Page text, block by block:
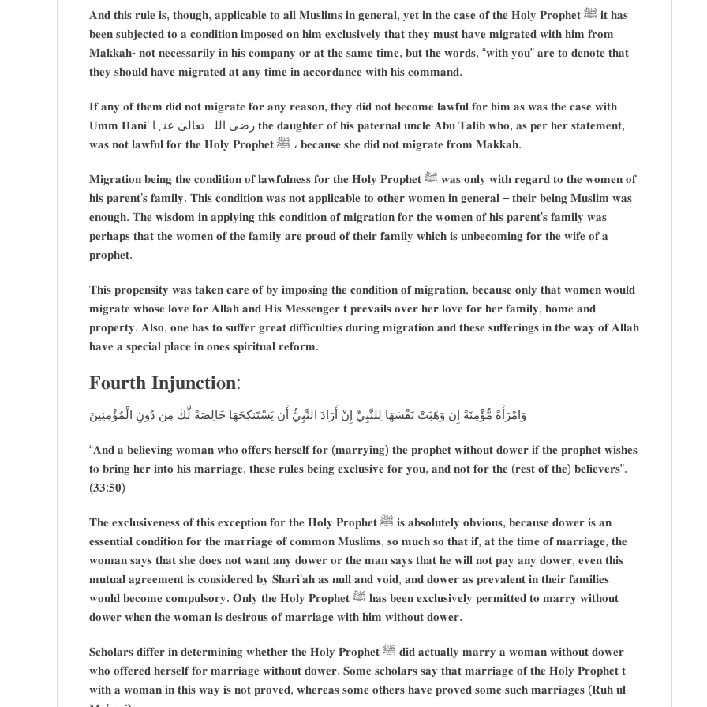
𝐀𝐧𝐝 𝐭𝐡𝐢𝐬 𝐫𝐮𝐥𝐞 𝐢𝐬, 𝐭𝐡𝐨𝐮𝐠𝐡, 𝐚𝐩𝐩𝐥𝐢𝐜𝐚𝐛𝐥𝐞 𝐭𝐨 𝐚𝐥𝐥 𝐌𝐮𝐬𝐥𝐢𝐦𝐬 𝐢𝐧 𝐠𝐞𝐧𝐞𝐫𝐚𝐥, 𝐲𝐞𝐭 𝐢𝐧 𝐭𝐡𝐞 𝐜𝐚𝐬𝐞 𝐨𝐟 𝐭𝐡𝐞 𝐇𝐨𝐥𝐲 𝐏𝐫𝐨𝐩𝐡𝐞𝐭 ﷺ 𝐢𝐭 𝐡𝐚𝐬
𝐛𝐞𝐞𝐧 𝐬𝐮𝐛𝐣𝐞𝐜𝐭𝐞𝐝 𝐭𝐨 𝐚 𝐜𝐨𝐧𝐝𝐢𝐭𝐢𝐨𝐧 𝐢𝐦𝐩𝐨𝐬𝐞𝐝 𝐨𝐧 𝐡𝐢𝐦 𝐞𝐱𝐜𝐥𝐮𝐬𝐢𝐯𝐞𝐥𝐲 𝐭𝐡𝐚𝐭 𝐭𝐡𝐞𝐲 𝐦𝐮𝐬𝐭 𝐡𝐚𝐯𝐞 𝐦𝐢𝐠𝐫𝐚𝐭𝐞𝐝 𝐰𝐢𝐭𝐡 𝐡𝐢𝐦 𝐟𝐫𝐨𝐦
𝐌𝐚𝐤𝐤𝐚𝐡- 𝐧𝐨𝐭 𝐧𝐞𝐜𝐞𝐬𝐬𝐚𝐫𝐢𝐥𝐲 𝐢𝐧 𝐡𝐢𝐬 𝐜𝐨𝐦𝐩𝐚𝐧𝐲 𝐨𝐫 𝐚𝐭 𝐭𝐡𝐞 𝐬𝐚𝐦𝐞 𝐭𝐢𝐦𝐞, 𝐛𝐮𝐭 𝐭𝐡𝐞 𝐰𝐨𝐫𝐝𝐬, “𝐰𝐢𝐭𝐡 𝐲𝐨𝐮” 𝐚𝐫𝐞 𝐭𝐨 𝐝𝐞𝐧𝐨𝐭𝐞 𝐭𝐡𝐚𝐭
𝐭𝐡𝐞𝐲 𝐬𝐡𝐨𝐮𝐥𝐝 𝐡𝐚𝐯𝐞 𝐦𝐢𝐠𝐫𝐚𝐭𝐞𝐝 𝐚𝐭 𝐚𝐧𝐲 𝐭𝐢𝐦𝐞 𝐢𝐧 𝐚𝐜𝐜𝐨𝐫𝐝𝐚𝐧𝐜𝐞 𝐰𝐢𝐭𝐡 𝐡𝐢𝐬 𝐜𝐨𝐦𝐦𝐚𝐧𝐝.
𝐈𝐟 𝐚𝐧𝐲 𝐨𝐟 𝐭𝐡𝐞𝐦 𝐝𝐢𝐝 𝐧𝐨𝐭 𝐦𝐢𝐠𝐫𝐚𝐭𝐞 𝐟𝐨𝐫 𝐚𝐧𝐲 𝐫𝐞𝐚𝐬𝐨𝐧, 𝐭𝐡𝐞𝐲 𝐝𝐢𝐝 𝐧𝐨𝐭 𝐛𝐞𝐜𝐨𝐦𝐞 𝐥𝐚𝐰𝐟𝐮𝐥 𝐟𝐨𝐫 𝐡𝐢𝐦 𝐚𝐬 𝐰𝐚𝐬 𝐭𝐡𝐞 𝐜𝐚𝐬𝐞 𝐰𝐢𝐭𝐡
𝐔𝐦𝐦 𝐇𝐚𝐧𝐢’ رضی اللہ تعالیٰ عنہا 𝐭𝐡𝐞 𝐝𝐚𝐮𝐠𝐡𝐭𝐞𝐫 𝐨𝐟 𝐡𝐢𝐬 𝐩𝐚𝐭𝐞𝐫𝐧𝐚𝐥 𝐮𝐧𝐜𝐥𝐞 𝐀𝐛𝐮 𝐓𝐚𝐥𝐢𝐛 𝐰𝐡𝐨, 𝐚𝐬 𝐩𝐞𝐫 𝐡𝐞𝐫 𝐬𝐭𝐚𝐭𝐞𝐦𝐞𝐧𝐭,
𝐰𝐚𝐬 𝐧𝐨𝐭 𝐥𝐚𝐰𝐟𝐮𝐥 𝐟𝐨𝐫 𝐭𝐡𝐞 𝐇𝐨𝐥𝐲 𝐏𝐫𝐨𝐩𝐡𝐞𝐭 ﷺ ، 𝐛𝐞𝐜𝐚𝐮𝐬𝐞 𝐬𝐡𝐞 𝐝𝐢𝐝 𝐧𝐨𝐭 𝐦𝐢𝐠𝐫𝐚𝐭𝐞 𝐟𝐫𝐨𝐦 𝐌𝐚𝐤𝐤𝐚𝐡.
𝐌𝐢𝐠𝐫𝐚𝐭𝐢𝐨𝐧 𝐛𝐞𝐢𝐧𝐠 𝐭𝐡𝐞 𝐜𝐨𝐧𝐝𝐢𝐭𝐢𝐨𝐧 𝐨𝐟 𝐥𝐚𝐰𝐟𝐮𝐥𝐧𝐞𝐬𝐬 𝐟𝐨𝐫 𝐭𝐡𝐞 𝐇𝐨𝐥𝐲 𝐏𝐫𝐨𝐩𝐡𝐞𝐭 ﷺ 𝐰𝐚𝐬 𝐨𝐧𝐥𝐲 𝐰𝐢𝐭𝐡 𝐫𝐞𝐠𝐚𝐫𝐝 𝐭𝐨 𝐭𝐡𝐞 𝐰𝐨𝐦𝐞𝐧 𝐨𝐟
𝐡𝐢𝐬 𝐩𝐚𝐫𝐞𝐧𝐭’𝐬 𝐟𝐚𝐦𝐢𝐥𝐲. 𝐓𝐡𝐢𝐬 𝐜𝐨𝐧𝐝𝐢𝐭𝐢𝐨𝐧 𝐰𝐚𝐬 𝐧𝐨𝐭 𝐚𝐩𝐩𝐥𝐢𝐜𝐚𝐛𝐥𝐞 𝐭𝐨 𝐨𝐭𝐡𝐞𝐫 𝐰𝐨𝐦𝐞𝐧 𝐢𝐧 𝐠𝐞𝐧𝐞𝐫𝐚𝐥 – 𝐭𝐡𝐞𝐢𝐫 𝐛𝐞𝐢𝐧𝐠 𝐌𝐮𝐬𝐥𝐢𝐦 𝐰𝐚𝐬
𝐞𝐧𝐨𝐮𝐠𝐡. 𝐓𝐡𝐞 𝐰𝐢𝐬𝐝𝐨𝐦 𝐢𝐧 𝐚𝐩𝐩𝐥𝐲𝐢𝐧𝐠 𝐭𝐡𝐢𝐬 𝐜𝐨𝐧𝐝𝐢𝐭𝐢𝐨𝐧 𝐨𝐟 𝐦𝐢𝐠𝐫𝐚𝐭𝐢𝐨𝐧 𝐟𝐨𝐫 𝐭𝐡𝐞 𝐰𝐨𝐦𝐞𝐧 𝐨𝐟 𝐡𝐢𝐬 𝐩𝐚𝐫𝐞𝐧𝐭’𝐬 𝐟𝐚𝐦𝐢𝐥𝐲 𝐰𝐚𝐬
𝐩𝐞𝐫𝐡𝐚𝐩𝐬 𝐭𝐡𝐚𝐭 𝐭𝐡𝐞 𝐰𝐨𝐦𝐞𝐧 𝐨𝐟 𝐭𝐡𝐞 𝐟𝐚𝐦𝐢𝐥𝐲 𝐚𝐫𝐞 𝐩𝐫𝐨𝐮𝐝 𝐨𝐟 𝐭𝐡𝐞𝐢𝐫 𝐟𝐚𝐦𝐢𝐥𝐲 𝐰𝐡𝐢𝐜𝐡 𝐢𝐬 𝐮𝐧𝐛𝐞𝐜𝐨𝐦𝐢𝐧𝐠 𝐟𝐨𝐫 𝐭𝐡𝐞 𝐰𝐢𝐟𝐞 𝐨𝐟 𝐚
𝐩𝐫𝐨𝐩𝐡𝐞𝐭.
𝐓𝐡𝐢𝐬 𝐩𝐫𝐨𝐩𝐞𝐧𝐬𝐢𝐭𝐲 𝐰𝐚𝐬 𝐭𝐚𝐤𝐞𝐧 𝐜𝐚𝐫𝐞 𝐨𝐟 𝐛𝐲 𝐢𝐦𝐩𝐨𝐬𝐢𝐧𝐠 𝐭𝐡𝐞 𝐜𝐨𝐧𝐝𝐢𝐭𝐢𝐨𝐧 𝐨𝐟 𝐦𝐢𝐠𝐫𝐚𝐭𝐢𝐨𝐧, 𝐛𝐞𝐜𝐚𝐮𝐬𝐞 𝐨𝐧𝐥𝐲 𝐭𝐡𝐚𝐭 𝐰𝐨𝐦𝐞𝐧 𝐰𝐨𝐮𝐥𝐝
𝐦𝐢𝐠𝐫𝐚𝐭𝐞 𝐰𝐡𝐨𝐬𝐞 𝐥𝐨𝐯𝐞 𝐟𝐨𝐫 𝐀𝐥𝐥𝐚𝐡 𝐚𝐧𝐝 𝐇𝐢𝐬 𝐌𝐞𝐬𝐬𝐞𝐧𝐠𝐞𝐫 𝐭 𝐩𝐫𝐞𝐯𝐚𝐢𝐥𝐬 𝐨𝐯𝐞𝐫 𝐡𝐞𝐫 𝐥𝐨𝐯𝐞 𝐟𝐨𝐫 𝐡𝐞𝐫 𝐟𝐚𝐦𝐢𝐥𝐲, 𝐡𝐨𝐦𝐞 𝐚𝐧𝐝
𝐩𝐫𝐨𝐩𝐞𝐫𝐭𝐲. 𝐀𝐥𝐬𝐨, 𝐨𝐧𝐞 𝐡𝐚𝐬 𝐭𝐨 𝐬𝐮𝐟𝐟𝐞𝐫 𝐠𝐫𝐞𝐚𝐭 𝐝𝐢𝐟𝐟𝐢𝐜𝐮𝐥𝐭𝐢𝐞𝐬 𝐝𝐮𝐫𝐢𝐧𝐠 𝐦𝐢𝐠𝐫𝐚𝐭𝐢𝐨𝐧 𝐚𝐧𝐝 𝐭𝐡𝐞𝐬𝐞 𝐬𝐮𝐟𝐟𝐞𝐫𝐢𝐧𝐠𝐬 𝐢𝐧 𝐭𝐡𝐞 𝐰𝐚𝐲 𝐨𝐟 𝐀𝐥𝐥𝐚𝐡
𝐡𝐚𝐯𝐞 𝐚 𝐬𝐩𝐞𝐜𝐢𝐚𝐥 𝐩𝐥𝐚𝐜𝐞 𝐢𝐧 𝐨𝐧𝐞𝐬 𝐬𝐩𝐢𝐫𝐢𝐭𝐮𝐚𝐥 𝐫𝐞𝐟𝐨𝐫𝐦.
𝐅𝐨𝐮𝐫𝐭𝐡 𝐈𝐧𝐣𝐮𝐧𝐜𝐭𝐢𝐨𝐧:
وَامْرَ‌أَةً مُّؤْمِنَةً إِن وَهَبَتْ نَفْسَهَا لِلنَّبِيِّ إِنْ أَرَ‌ادَ النَّبِيُّ أَن يَسْتَنكِحَهَا خَالِصَةً لَّكَ مِن دُونِ الْمُؤْمِنِينَ
“𝐀𝐧𝐝 𝐚 𝐛𝐞𝐥𝐢𝐞𝐯𝐢𝐧𝐠 𝐰𝐨𝐦𝐚𝐧 𝐰𝐡𝐨 𝐨𝐟𝐟𝐞𝐫𝐬 𝐡𝐞𝐫𝐬𝐞𝐥𝐟 𝐟𝐨𝐫 (𝐦𝐚𝐫𝐫𝐲𝐢𝐧𝐠) 𝐭𝐡𝐞 𝐩𝐫𝐨𝐩𝐡𝐞𝐭 𝐰𝐢𝐭𝐡𝐨𝐮𝐭 𝐝𝐨𝐰𝐞𝐫 𝐢𝐟 𝐭𝐡𝐞 𝐩𝐫𝐨𝐩𝐡𝐞𝐭 𝐰𝐢𝐬𝐡𝐞𝐬
𝐭𝐨 𝐛𝐫𝐢𝐧𝐠 𝐡𝐞𝐫 𝐢𝐧𝐭𝐨 𝐡𝐢𝐬 𝐦𝐚𝐫𝐫𝐢𝐚𝐠𝐞, 𝐭𝐡𝐞𝐬𝐞 𝐫𝐮𝐥𝐞𝐬 𝐛𝐞𝐢𝐧𝐠 𝐞𝐱𝐜𝐥𝐮𝐬𝐢𝐯𝐞 𝐟𝐨𝐫 𝐲𝐨𝐮, 𝐚𝐧𝐝 𝐧𝐨𝐭 𝐟𝐨𝐫 𝐭𝐡𝐞 (𝐫𝐞𝐬𝐭 𝐨𝐟 𝐭𝐡𝐞) 𝐛𝐞𝐥𝐢𝐞𝐯𝐞𝐫𝐬”.
(𝟑𝟑:𝟓𝟎)
𝐓𝐡𝐞 𝐞𝐱𝐜𝐥𝐮𝐬𝐢𝐯𝐞𝐧𝐞𝐬𝐬 𝐨𝐟 𝐭𝐡𝐢𝐬 𝐞𝐱𝐜𝐞𝐩𝐭𝐢𝐨𝐧 𝐟𝐨𝐫 𝐭𝐡𝐞 𝐇𝐨𝐥𝐲 𝐏𝐫𝐨𝐩𝐡𝐞𝐭 ﷺ 𝐢𝐬 𝐚𝐛𝐬𝐨𝐥𝐮𝐭𝐞𝐥𝐲 𝐨𝐛𝐯𝐢𝐨𝐮𝐬, 𝐛𝐞𝐜𝐚𝐮𝐬𝐞 𝐝𝐨𝐰𝐞𝐫 𝐢𝐬 𝐚𝐧
𝐞𝐬𝐬𝐞𝐧𝐭𝐢𝐚𝐥 𝐜𝐨𝐧𝐝𝐢𝐭𝐢𝐨𝐧 𝐟𝐨𝐫 𝐭𝐡𝐞 𝐦𝐚𝐫𝐫𝐢𝐚𝐠𝐞 𝐨𝐟 𝐜𝐨𝐦𝐦𝐨𝐧 𝐌𝐮𝐬𝐥𝐢𝐦𝐬, 𝐬𝐨 𝐦𝐮𝐜𝐡 𝐬𝐨 𝐭𝐡𝐚𝐭 𝐢𝐟, 𝐚𝐭 𝐭𝐡𝐞 𝐭𝐢𝐦𝐞 𝐨𝐟 𝐦𝐚𝐫𝐫𝐢𝐚𝐠𝐞, 𝐭𝐡𝐞
𝐰𝐨𝐦𝐚𝐧 𝐬𝐚𝐲𝐬 𝐭𝐡𝐚𝐭 𝐬𝐡𝐞 𝐝𝐨𝐞𝐬 𝐧𝐨𝐭 𝐰𝐚𝐧𝐭 𝐚𝐧𝐲 𝐝𝐨𝐰𝐞𝐫 𝐨𝐫 𝐭𝐡𝐞 𝐦𝐚𝐧 𝐬𝐚𝐲𝐬 𝐭𝐡𝐚𝐭 𝐡𝐞 𝐰𝐢𝐥𝐥 𝐧𝐨𝐭 𝐩𝐚𝐲 𝐚𝐧𝐲 𝐝𝐨𝐰𝐞𝐫, 𝐞𝐯𝐞𝐧 𝐭𝐡𝐢𝐬
𝐦𝐮𝐭𝐮𝐚𝐥 𝐚𝐠𝐫𝐞𝐞𝐦𝐞𝐧𝐭 𝐢𝐬 𝐜𝐨𝐧𝐬𝐢𝐝𝐞𝐫𝐞𝐝 𝐛𝐲 𝐒𝐡𝐚𝐫𝐢’𝐚𝐡 𝐚𝐬 𝐧𝐮𝐥𝐥 𝐚𝐧𝐝 𝐯𝐨𝐢𝐝, 𝐚𝐧𝐝 𝐝𝐨𝐰𝐞𝐫 𝐚𝐬 𝐩𝐫𝐞𝐯𝐚𝐥𝐞𝐧𝐭 𝐢𝐧 𝐭𝐡𝐞𝐢𝐫 𝐟𝐚𝐦𝐢𝐥𝐢𝐞𝐬
𝐰𝐨𝐮𝐥𝐝 𝐛𝐞𝐜𝐨𝐦𝐞 𝐜𝐨𝐦𝐩𝐮𝐥𝐬𝐨𝐫𝐲. 𝐎𝐧𝐥𝐲 𝐭𝐡𝐞 𝐇𝐨𝐥𝐲 𝐏𝐫𝐨𝐩𝐡𝐞𝐭 ﷺ 𝐡𝐚𝐬 𝐛𝐞𝐞𝐧 𝐞𝐱𝐜𝐥𝐮𝐬𝐢𝐯𝐞𝐥𝐲 𝐩𝐞𝐫𝐦𝐢𝐭𝐭𝐞𝐝 𝐭𝐨 𝐦𝐚𝐫𝐫𝐲 𝐰𝐢𝐭𝐡𝐨𝐮𝐭
𝐝𝐨𝐰𝐞𝐫 𝐰𝐡𝐞𝐧 𝐭𝐡𝐞 𝐰𝐨𝐦𝐚𝐧 𝐢𝐬 𝐝𝐞𝐬𝐢𝐫𝐨𝐮𝐬 𝐨𝐟 𝐦𝐚𝐫𝐫𝐢𝐚𝐠𝐞 𝐰𝐢𝐭𝐡 𝐡𝐢𝐦 𝐰𝐢𝐭𝐡𝐨𝐮𝐭 𝐝𝐨𝐰𝐞𝐫.
𝐒𝐜𝐡𝐨𝐥𝐚𝐫𝐬 𝐝𝐢𝐟𝐟𝐞𝐫 𝐢𝐧 𝐝𝐞𝐭𝐞𝐫𝐦𝐢𝐧𝐢𝐧𝐠 𝐰𝐡𝐞𝐭𝐡𝐞𝐫 𝐭𝐡𝐞 𝐇𝐨𝐥𝐲 𝐏𝐫𝐨𝐩𝐡𝐞𝐭 ﷺ 𝐝𝐢𝐝 𝐚𝐜𝐭𝐮𝐚𝐥𝐥𝐲 𝐦𝐚𝐫𝐫𝐲 𝐚 𝐰𝐨𝐦𝐚𝐧 𝐰𝐢𝐭𝐡𝐨𝐮𝐭 𝐝𝐨𝐰𝐞𝐫
𝐰𝐡𝐨 𝐨𝐟𝐟𝐞𝐫𝐞𝐝 𝐡𝐞𝐫𝐬𝐞𝐥𝐟 𝐟𝐨𝐫 𝐦𝐚𝐫𝐫𝐢𝐚𝐠𝐞 𝐰𝐢𝐭𝐡𝐨𝐮𝐭 𝐝𝐨𝐰𝐞𝐫. 𝐒𝐨𝐦𝐞 𝐬𝐜𝐡𝐨𝐥𝐚𝐫𝐬 𝐬𝐚𝐲 𝐭𝐡𝐚𝐭 𝐦𝐚𝐫𝐫𝐢𝐚𝐠𝐞 𝐨𝐟 𝐭𝐡𝐞 𝐇𝐨𝐥𝐲 𝐏𝐫𝐨𝐩𝐡𝐞𝐭 𝐭
𝐰𝐢𝐭𝐡 𝐚 𝐰𝐨𝐦𝐚𝐧 𝐢𝐧 𝐭𝐡𝐢𝐬 𝐰𝐚𝐲 𝐢𝐬 𝐧𝐨𝐭 𝐩𝐫𝐨𝐯𝐞𝐝, 𝐰𝐡𝐞𝐫𝐞𝐚𝐬 𝐬𝐨𝐦𝐞 𝐨𝐭𝐡𝐞𝐫𝐬 𝐡𝐚𝐯𝐞 𝐩𝐫𝐨𝐯𝐞𝐝 𝐬𝐨𝐦𝐞 𝐬𝐮𝐜𝐡 𝐦𝐚𝐫𝐫𝐢𝐚𝐠𝐞𝐬 (𝐑𝐮𝐡 𝐮𝐥-